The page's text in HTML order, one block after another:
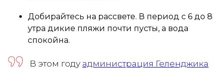
Добирайтесь на рассвете. В период с 6 до 8
утра дикие пляжи почти пусты, а вода
спокойна.
В этом году администрация Геленджика